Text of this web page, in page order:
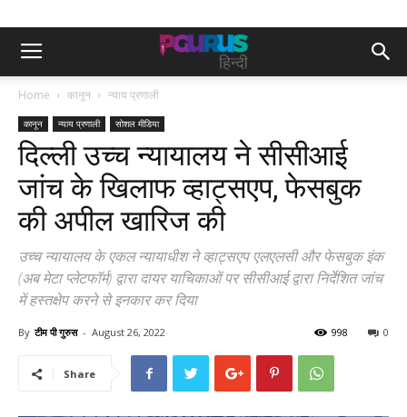
Home कानून न्याय प्रणाली
कानून न्याय प्रणाली सोशल मीडिया
दिल्ली उच्च न्यायालय ने सीसीआई
जांच के खिलाफ व्हाट्सएप, फेसबुक
की अपील खारिज की
उच्च न्यायालय के एकल न्यायाधीश ने व्हाट्सएप एलएलसी और फेसबुक इंक
(अब मेटा प्लेटफॉर्म) द्वारा दायर याचिकाओं पर सीसीआई द्वारा निर्देशित जांच
में हस्तक्षेप करने से इनकार कर दिया
By टीम पी गुरुस - August 26, 2022 0
998
Share